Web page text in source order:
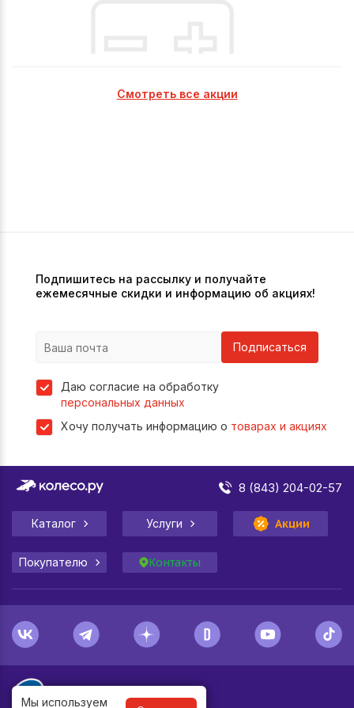
Мы используем
Смотреть все акции
Подпишитесь на рассылку и получайте
ежемесячные скидки и информацию об акциях!
Подписаться
Даю согласие на обработку
персональных данных
Хочу получать информацию о товарах и акциях
8 (843) 204-02-57
Каталог Услуги Акции
Покупателю Контакты